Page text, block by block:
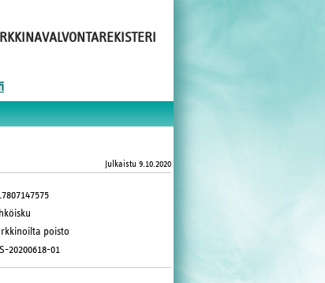
Julkaistu 9.10.2020
poisto
20200618-01